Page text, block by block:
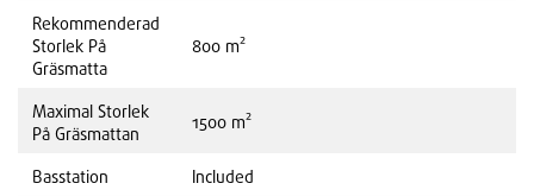
Rekommenderad
Storlek På
Gräsmatta
800 m²
Maximal Storlek
På Gräsmattan
1500 m²
Basstation Included